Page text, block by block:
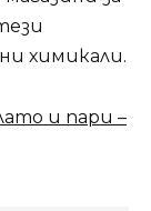
химикали.
и пари –